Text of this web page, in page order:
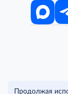
Продолжая